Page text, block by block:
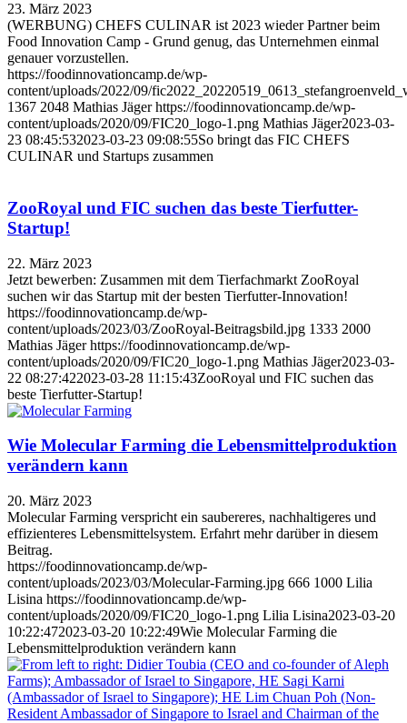
23. März 2023
(WERBUNG) CHEFS CULINAR ist 2023 wieder Partner beim
Food Innovation Camp - Grund genug, das Unternehmen einmal
genauer vorzustellen.
https://foodinnovationcamp.de/wp-
content/uploads/2022/09/
1367 2048 Mathias Jäger https://foodinnovationcamp.de/wp-
content/uploads/2020/09/FIC20_logo-1.png Mathias Jäger2023-03-
23 08:45:532023-03-23 09:08:55So bringt das FIC CHEFS
CULINAR und Startups zusammen
ZooRoyal und FIC suchen das beste Tierfutter-
Startup!
22. März 2023
Jetzt bewerben: Zusammen mit dem Tierfachmarkt ZooRoyal
suchen wir das Startup mit der besten Tierfutter-Innovation!
https://foodinnovationcamp.de/wp-
content/uploads/2023/03/ZooRoyal-Beitragsbild.jpg 1333 2000
Mathias Jäger https://foodinnovationcamp.de/wp-
content/uploads/2020/09/FIC20_logo-1.png Mathias Jäger2023-03-
22 08:27:422023-03-28 11:15:43ZooRoyal und FIC suchen das
beste Tierfutter-Startup!
Wie Molecular Farming die Lebensmittelproduktion
verändern kann
20. März 2023
Molecular Farming verspricht ein saubereres, nachhaltigeres und
effizienteres Lebensmittelsystem. Erfahrt mehr darüber in diesem
Beitrag.
https://foodinnovationcamp.de/wp-
content/uploads/2023/03/Molecular-Farming.jpg 666 1000 Lilia
Lisina https://foodinnovationcamp.de/wp-
content/uploads/2020/09/FIC20_logo-1.png Lilia Lisina2023-03-20
10:22:472023-03-20 10:22:49Wie Molecular Farming die
Lebensmittelproduktion verändern kann